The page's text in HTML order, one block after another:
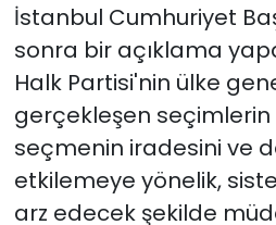
İstanbul Cumhuriyet
sonra bir açıklama
Halk Partisi'nin ülke
gerçekleşen seçimlerin
seçmenin iradesini ve
etkilemeye yönelik,
arz edecek şekilde